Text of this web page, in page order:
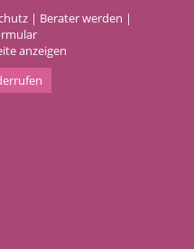
| Berater werden |
anzeigen